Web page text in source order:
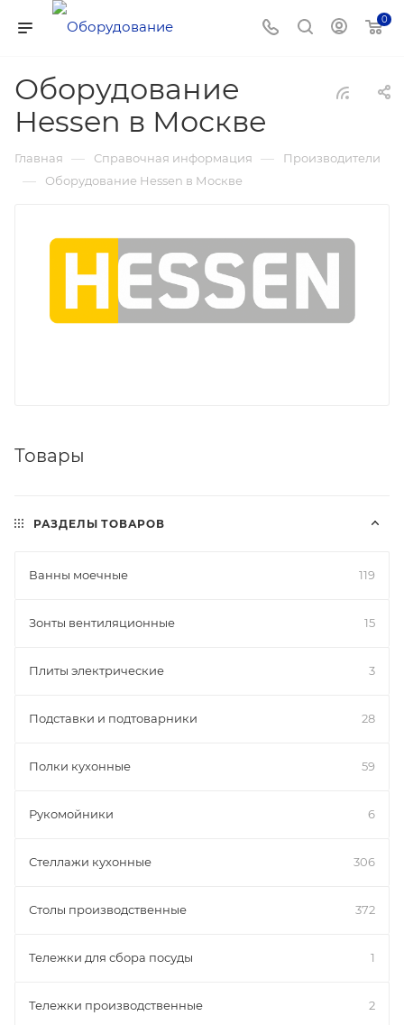
0
Оборудование
Hessen в Москве
Главная — Справочная информация — Производители
— Оборудование Hessen в Москве
Товары
РАЗДЕЛЫ ТОВАРОВ
Ванны моечные 119
Зонты вентиляционные 15
Плиты электрические 3
Подставки и подтоварники 28
Полки кухонные 59
Рукомойники 6
Стеллажи кухонные 306
Столы производственные 372
Тележки для сбора посуды 1
Тележки производственные 2